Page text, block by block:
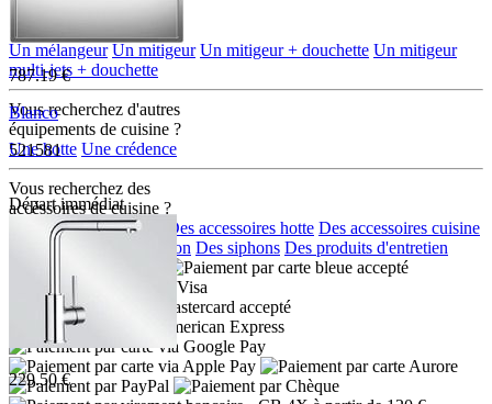
787.19 €
Blanco
521581
Départ immédiat
229.50 €
Vous recherchez
une robinetterie ?
Un mélangeur Un mitigeur Un mitigeur + douchette Un mitigeur
multi-jets + douchette
Vous recherchez d'autres
équipements de cuisine ?
Une hotte Une crédence
Vous recherchez des
accéssoires de cuisine ?
Des accessoires eviers
Des accessoires hotte Des accessoires cuisine
Des distributeurs de savon Des siphons Des produits d'entretien